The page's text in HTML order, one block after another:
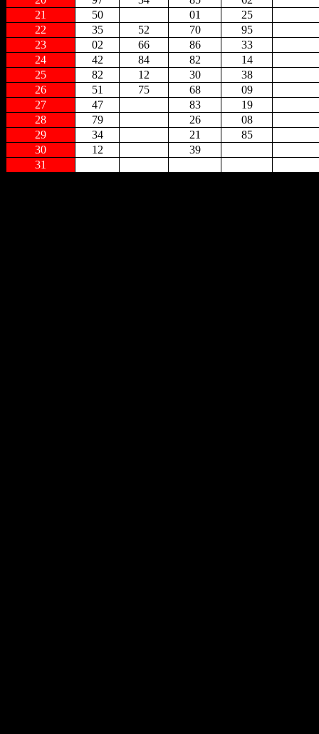
21
50 01
25
22
35 52 70
95
23
02 66 86
33
24
42 84 82
14
25
82 12 30
38
26
51 75 68
09
27
47 83
19
28
79 26
08
29
34 21
85
30
12
39
31